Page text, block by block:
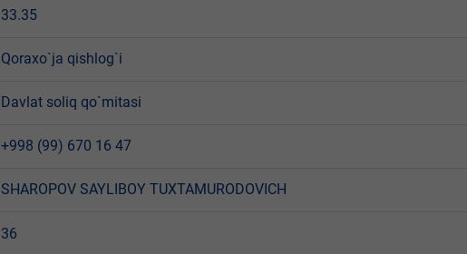
33.35
Qoraxo`ja qishlog`i
Davlat soliq qo`mitasi
+998 (99) 670 16 47
SHAROPOV SAYLIBOY TUXTAMURODOVICH
36